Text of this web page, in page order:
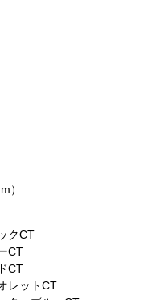
）
クCT
CT
CT
レットCT